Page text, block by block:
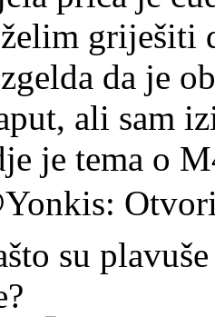
griješiti
da je
ali sam
je tema o
su